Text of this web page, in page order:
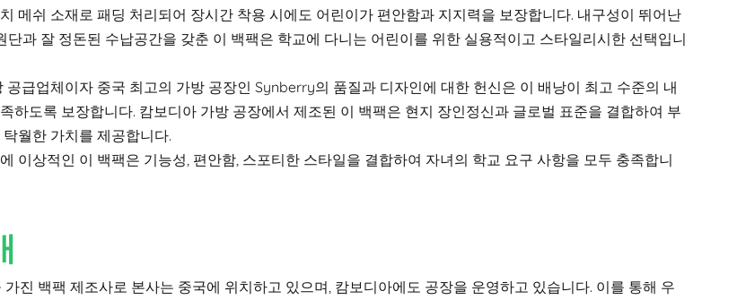
메쉬 소재로 패딩 처리되어 장시간 착용 시에도 어린이가 편안함과 지지력을 보장합니다. 내구성이 뛰어난
단과 잘 정돈된 수납공간을 갖춘 이 백팩은 학교에 다니는 어린이를 위한 실용적이고 스타일리시한 선택입니
공급업체이자 중국 최고의 가방 공장인 Synberry의 품질과 디자인에 대한 헌신은 이 배낭이 최고 수준의 내
하도록 보장합니다. 캄보디아 가방 공장에서 제조된 이 백팩은 현지 장인정신과 글로벌 표준을 결합하여 부
월한 가치를 제공합니다.
이상적인 이 백팩은 기능성, 편안함, 스포티한 스타일을 결합하여 자녀의 학교 요구 사항을 모두 충족합니
진 백팩 제조사로 본사는 중국에 위치하고 있으며, 캄보디아에도 공장을 운영하고 있습니다. 이를 통해 우